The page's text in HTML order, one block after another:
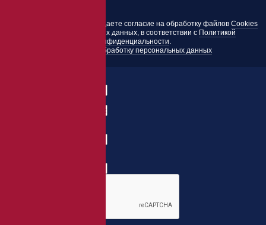
Пользуясь этим сайтом, вы даете согласие на обработку файлов Cookies
и других персональных данных, в соответствии с Политикой
конфиденциальности
Согласие на обработку персональных данных